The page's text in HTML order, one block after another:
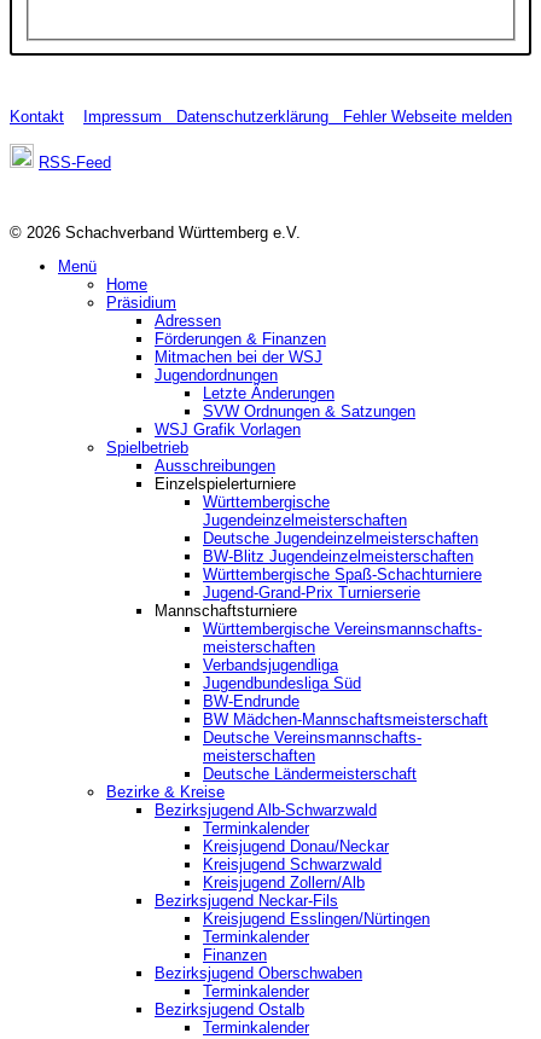
Kontakt Impressum Datenschutzerklärung Fehler Webseite melden
RSS-Feed
© 2026 Schachverband Württemberg e.V.
Menü
Home
Präsidium
Adressen
Förderungen & Finanzen
Mitmachen bei der WSJ
Jugendordnungen
Letzte Änderungen
SVW Ordnungen & Satzungen
WSJ Grafik Vorlagen
Spielbetrieb
Ausschreibungen
Einzelspielerturniere
Württembergische
Jugendeinzelmeisterschaften
Deutsche Jugendeinzelmeisterschaften
BW-Blitz Jugendeinzelmeisterschaften
Württembergische Spaß-Schachturniere
Jugend-Grand-Prix Turnierserie
Mannschaftsturniere
Württembergische Vereinsmannschafts-
meisterschaften
Verbandsjugendliga
Jugendbundesliga Süd
BW-Endrunde
BW Mädchen-Mannschaftsmeisterschaft
Deutsche Vereinsmannschafts-
meisterschaften
Deutsche Ländermeisterschaft
Bezirke & Kreise
Bezirksjugend Alb-Schwarzwald
Terminkalender
Kreisjugend Donau/Neckar
Kreisjugend Schwarzwald
Kreisjugend Zollern/Alb
Bezirksjugend Neckar-Fils
Kreisjugend ‎Esslingen/Nürtingen
Terminkalender
Finanzen
Bezirksjugend Oberschwaben
Terminkalender
Bezirksjugend Ostalb
Terminkalender